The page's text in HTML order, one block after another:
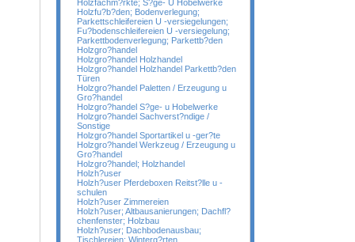
Holzfachm?rkte; S?ge- U Hobelwerke
Holzfu?b?den; Bodenverlegung;
Parkettschleifereien U -versiegelungen;
Fu?bodenschleifereien U -versiegelung;
Parkettbodenverlegung; Parkettb?den
Holzgro?handel
Holzgro?handel Holzhandel
Holzgro?handel Holzhandel Parkettb?den
Türen
Holzgro?handel Paletten / Erzeugung u
Gro?handel
Holzgro?handel S?ge- u Hobelwerke
Holzgro?handel Sachverst?ndige /
Sonstige
Holzgro?handel Sportartikel u -ger?te
Holzgro?handel Werkzeug / Erzeugung u
Gro?handel
Holzgro?handel; Holzhandel
Holzh?user
Holzh?user Pferdeboxen Reitst?lle u -
schulen
Holzh?user Zimmereien
Holzh?user; Altbausanierungen; Dachfl?
chenfenster; Holzbau
Holzh?user; Dachbodenausbau;
Tischlereien; Winterg?rten